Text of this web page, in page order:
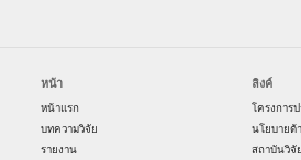
หน้า
หน้าแรก
บทความวิจัย
รายงาน
ลิงค์
โครงการ
นโยบายด้
สถาบันวิจั